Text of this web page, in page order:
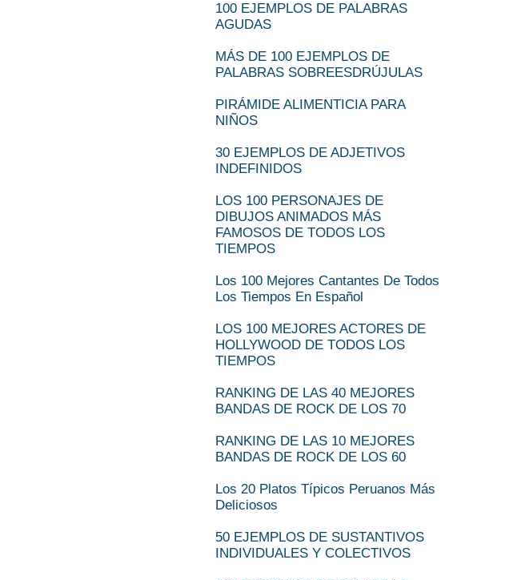
100 EJEMPLOS DE PALABRAS
AGUDAS
MÁS DE 100 EJEMPLOS DE
PALABRAS SOBREESDRÚJULAS
PIRÁMIDE ALIMENTICIA PARA
NIÑOS
30 EJEMPLOS DE ADJETIVOS
INDEFINIDOS
LOS 100 PERSONAJES DE
DIBUJOS ANIMADOS MÁS
FAMOSOS DE TODOS LOS
TIEMPOS
Los 100 Mejores Cantantes De Todos
Los Tiempos En Español
LOS 100 MEJORES ACTORES DE
HOLLYWOOD DE TODOS LOS
TIEMPOS
RANKING DE LAS 40 MEJORES
BANDAS DE ROCK DE LOS 70
RANKING DE LAS 10 MEJORES
BANDAS DE ROCK DE LOS 60
Los 20 Platos Típicos Peruanos Más
Deliciosos
50 EJEMPLOS DE SUSTANTIVOS
INDIVIDUALES Y COLECTIVOS